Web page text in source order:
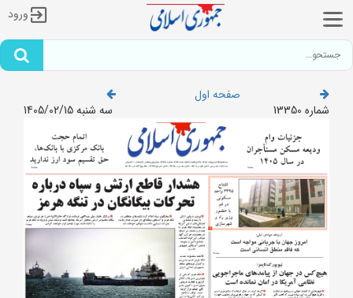
ورود
صفحه اول
شماره 13350
سه شنبه 1405/02/15